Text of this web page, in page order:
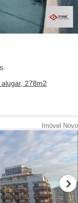
278m2
Imóvel Novo